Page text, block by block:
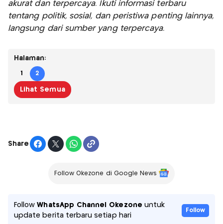
akurat dan terpercaya. Ikuti informasi terbaru
tentang politik, sosial, dan peristiwa penting lainnya,
langsung dari sumber yang terpercaya.
Halaman:
1 2
Lihat Semua
Share
Follow Okezone di Google News
FollowWhatsApp Channel Okezone untuk
update berita terbaru setiap hari
Follow